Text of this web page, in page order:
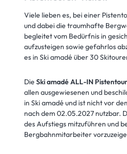
Viele lieben es, bei einer
und dabei die traumhafte
begleitet vom Bedürfnis in
aufzusteigen sowie gefahrlos
es in Ski amadé über 30
Die Ski amadé ALL-IN
allen ausgewiesenen und
in Ski amadé und ist nicht vor
nach dem 02.05.2027 nutzbar.
des Aufstiegs mitzuführen und
Bergbahnmitarbeiter